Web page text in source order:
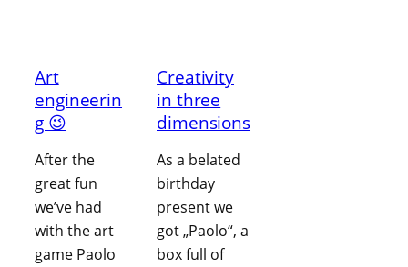
Art
engineerin
g 😉
After the
great fun
we’ve had
with the art
game Paolo
Creativity
in three
dimensions
As a belated
birthday
present we
got „Paolo“, a
box full of